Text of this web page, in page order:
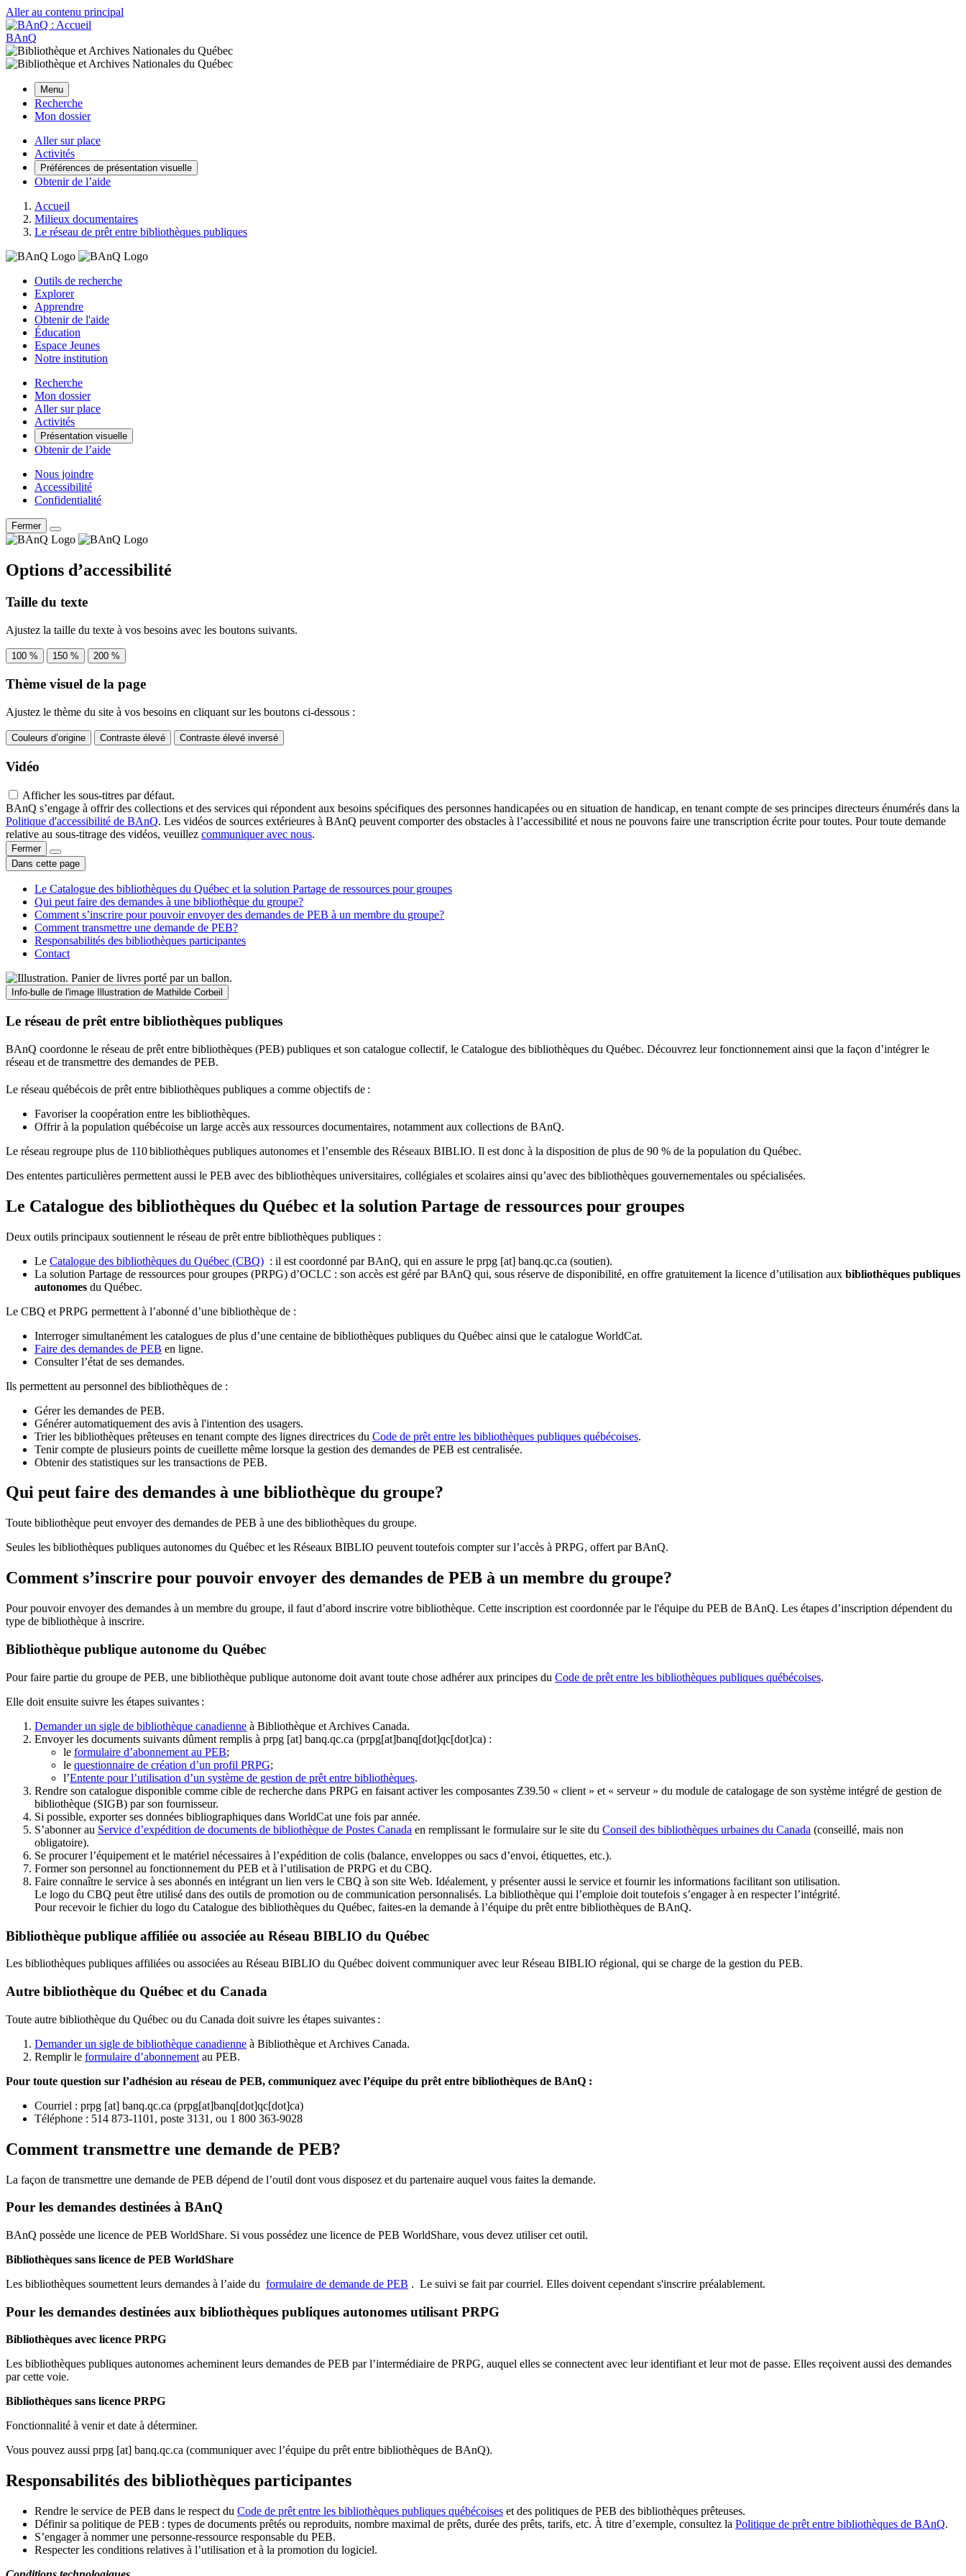
Aller au contenu principal
BAnQ
Menu
Recherche
Mon dossier
Aller sur place
Activités
Préférences de présentation visuelle
Obtenir de l’aide
Accueil
Milieux documentaires
Le réseau de prêt entre bibliothèques publiques
Outils de recherche
Explorer
Apprendre
Obtenir de l'aide
Éducation
Espace Jeunes
Notre institution
Recherche
Mon dossier
Aller sur place
Activités
Présentation visuelle
Obtenir de l’aide
Nous joindre
Accessibilité
Confidentialité
Fermer
Options d’accessibilité
Taille du texte
Ajustez la taille du texte à vos besoins avec les boutons suivants.
100 % 150 % 200 %
Thème visuel de la page
Ajustez le thème du site à vos besoins en cliquant sur les boutons ci-dessous :
Couleurs d’origine Contraste élevé Contraste élevé inversé
Vidéo
Afficher les sous-titres par défaut.
BAnQ s’engage à offrir des collections et des services qui répondent aux besoins spécifiques des personnes handicapées ou en situation de handicap, en tenant compte de ses principes directeurs énumérés dans la
Politique d'accessibilité de BAnQ. Les vidéos de sources extérieures à BAnQ peuvent comporter des obstacles à l’accessibilité et nous ne pouvons faire une transcription écrite pour toutes. Pour toute demande
relative au sous-titrage des vidéos, veuillez communiquer avec nous.
Fermer
Dans cette page
Le Catalogue des bibliothèques du Québec et la solution Partage de ressources pour groupes
Qui peut faire des demandes à une bibliothèque du groupe?
Comment s’inscrire pour pouvoir envoyer des demandes de PEB à un membre du groupe?
Comment transmettre une demande de PEB?
Responsabilités des bibliothèques participantes
Contact
Info-bulle de l'image Illustration de Mathilde Corbeil
Le réseau de prêt entre bibliothèques publiques
BAnQ coordonne le réseau de prêt entre bibliothèques (PEB) publiques et son catalogue collectif, le Catalogue des bibliothèques du Québec. Découvrez leur fonctionnement ainsi que la façon d’intégrer le
réseau et de transmettre des demandes de PEB.
Le réseau québécois de prêt entre bibliothèques publiques a comme objectifs de :
Favoriser la coopération entre les bibliothèques.
Offrir à la population québécoise un large accès aux ressources documentaires, notamment aux collections de BAnQ.
Le réseau regroupe plus de 110bibliothèques publiques autonomes et l’ensemble des Réseaux BIBLIO. Il est donc à la disposition de plus de 90 % de la population du Québec.
Des ententes particulières permettent aussi le PEB avec des bibliothèques universitaires, collégiales et scolaires ainsi qu’avec des bibliothèques gouvernementales ou spécialisées.
Le Catalogue des bibliothèques du Québec et la solution Partage de ressources pour groupes
Deux outils principaux soutiennent le réseau de prêt entre bibliothèques publiques :
Le Catalogue des bibliothèques du Québec (CBQ) : il est coordonné par BAnQ, qui en assure le prpg [at] banq.qc.ca (soutien).
La solution Partage de ressources pour groupes (PRPG) d’OCLC : son accès est géré par BAnQ qui, sous réserve de disponibilité, en offre gratuitement la licence d’utilisation aux bibliothèques publiques
autonomes du Québec.
Le CBQ et PRPG permettent à l’abonné d’une bibliothèque de :
Interroger simultanément les catalogues de plus d’une centaine de bibliothèques publiques du Québec ainsi que le catalogue WorldCat.
Faire des demandes de PEB en ligne.
Consulter l’état de ses demandes.
Ils permettent au personnel des bibliothèques de :
Gérer les demandes de PEB.
Générer automatiquement des avis à l'intention des usagers.
Trier les bibliothèques prêteuses en tenant compte des lignes directrices du Code de prêt entre les bibliothèques publiques québécoises.
Tenir compte de plusieurs points de cueillette même lorsque la gestion des demandes de PEB est centralisée.
Obtenir des statistiques sur les transactions de PEB.
Qui peut faire des demandes à une bibliothèque du groupe?
Toute bibliothèque peut envoyer des demandes de PEB à une des bibliothèques du groupe.
Seules les bibliothèques publiques autonomes du Québec et les Réseaux BIBLIO peuvent toutefois compter sur l’accès à PRPG, offert par BAnQ.
Comment s’inscrire pour pouvoir envoyer des demandes de PEB à un membre du groupe?
Pour pouvoir envoyer des demandes à un membre du groupe, il faut d’abord inscrire votre bibliothèque. Cette inscription est coordonnée par le l'équipe du PEB de BAnQ. Les étapes d’inscription dépendent du
type de bibliothèque à inscrire.
Bibliothèque publique autonome du Québec
Pour faire partie du groupe de PEB, une bibliothèque publique autonome doit avant toute chose adhérer aux principes du Code de prêt entre les bibliothèques publiques québécoises.
Elle doit ensuite suivre les étapes suivantes :
Demander un sigle de bibliothèque canadienne à Bibliothèque et Archives Canada.
Envoyer les documents suivants dûment remplis à prpg [at] banq.qc.ca (prpg[at]banq[dot]qc[dot]ca) :
le formulaire d’abonnement au PEB;
le questionnaire de création d’un profil PRPG;
l’Entente pour l’utilisation d’un système de gestion de prêt entre bibliothèques.
Rendre son catalogue disponible comme cible de recherche dans PRPG en faisant activer les composantes Z39.50 « client » et « serveur » du module de catalogage de son système intégré de gestion de
bibliothèque (SIGB) par son fournisseur.
Si possible, exporter ses données bibliographiques dans WorldCat une fois par année.
S’abonner au Service d’expédition de documents de bibliothèque de Postes Canada en remplissant le formulaire sur le site du Conseil des bibliothèques urbaines du Canada (conseillé, mais non
obligatoire).
Se procurer l’équipement et le matériel nécessaires à l’expédition de colis (balance, enveloppes ou sacs d’envoi, étiquettes, etc.).
Former son personnel au fonctionnement du PEB et à l’utilisation de PRPG et du CBQ.
Faire connaître le service à ses abonnés en intégrant un lien vers le CBQ à son site Web. Idéalement, y présenter aussi le service et fournir les informations facilitant son utilisation.
Le logo du CBQ peut être utilisé dans des outils de promotion ou de communication personnalisés. La bibliothèque qui l’emploie doit toutefois s’engager à en respecter l’intégrité.
Pour recevoir le fichier du logo du Catalogue des bibliothèques du Québec, faites-en la demande à l’équipe du prêt entre bibliothèques de BAnQ.
Bibliothèque publique affiliée ou associée au Réseau BIBLIO du Québec
Les bibliothèques publiques affiliées ou associées au Réseau BIBLIO du Québec doivent communiquer avec leur Réseau BIBLIO régional, qui se charge de la gestion du PEB.
Autre bibliothèque du Québec et du Canada
Toute autre bibliothèque du Québec ou du Canada doit suivre les étapes suivantes :
Demander un sigle de bibliothèque canadienne à Bibliothèque et Archives Canada.
Remplir le formulaire d’abonnement au PEB.
Pour toute question sur l’adhésion au réseau de PEB, communiquez avec l’équipe du prêt entre bibliothèques de BAnQ :
Courriel : prpg [at] banq.qc.ca (prpg[at]banq[dot]qc[dot]ca)
Téléphone : 514 873-1101, poste 3131, ou 1 800 363-9028
Comment transmettre une demande de PEB?
La façon de transmettre une demande de PEB dépend de l’outil dont vous disposez et du partenaire auquel vous faites la demande.
Pour les demandes destinées à BAnQ
BAnQ possède une licence de PEB WorldShare. Si vous possédez une licence de PEB WorldShare, vous devez utiliser cet outil.
Bibliothèques sans licence de PEB WorldShare
Les bibliothèques soumettent leurs demandes à l’aide du formulaire de demande de PEB . Le suivi se fait par courriel. Elles doivent cependant s'inscrire préalablement.
Pour les demandes destinées aux bibliothèques publiques autonomes utilisant PRPG
Bibliothèques avec licence PRPG
Les bibliothèques publiques autonomes acheminent leurs demandes de PEB par l’intermédiaire de PRPG, auquel elles se connectent avec leur identifiant et leur mot de passe. Elles reçoivent aussi des demandes
par cette voie.
Bibliothèques sans licence PRPG
Fonctionnalité à venir et date à déterminer.
Vous pouvez aussi prpg [at] banq.qc.ca (communiquer avec l’équipe du prêt entre bibliothèques de BAnQ).
Responsabilités des bibliothèques participantes
Rendre le service de PEB dans le respect du Code de prêt entre les bibliothèques publiques québécoises et des politiques de PEB des bibliothèques prêteuses.
Définir sa politique de PEB : types de documents prêtés ou reproduits, nombre maximal de prêts, durée des prêts, tarifs, etc. À titre d’exemple, consultez la Politique de prêt entre bibliothèques de BAnQ.
S’engager à nommer une personne-ressource responsable du PEB.
Respecter les conditions relatives à l’utilisation et à la promotion du logiciel.